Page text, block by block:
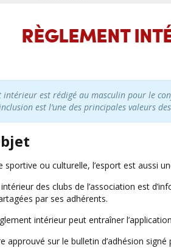
RÈGLEMENT
intérieur est rédigé au masculin pour le
est l’une des principales valeurs
sportive ou culturelle, l’esport est aussi
des clubs de l’association est
par ses adhérents.
intérieur peut entraîner
approuvé sur le bulletin d’adhésion